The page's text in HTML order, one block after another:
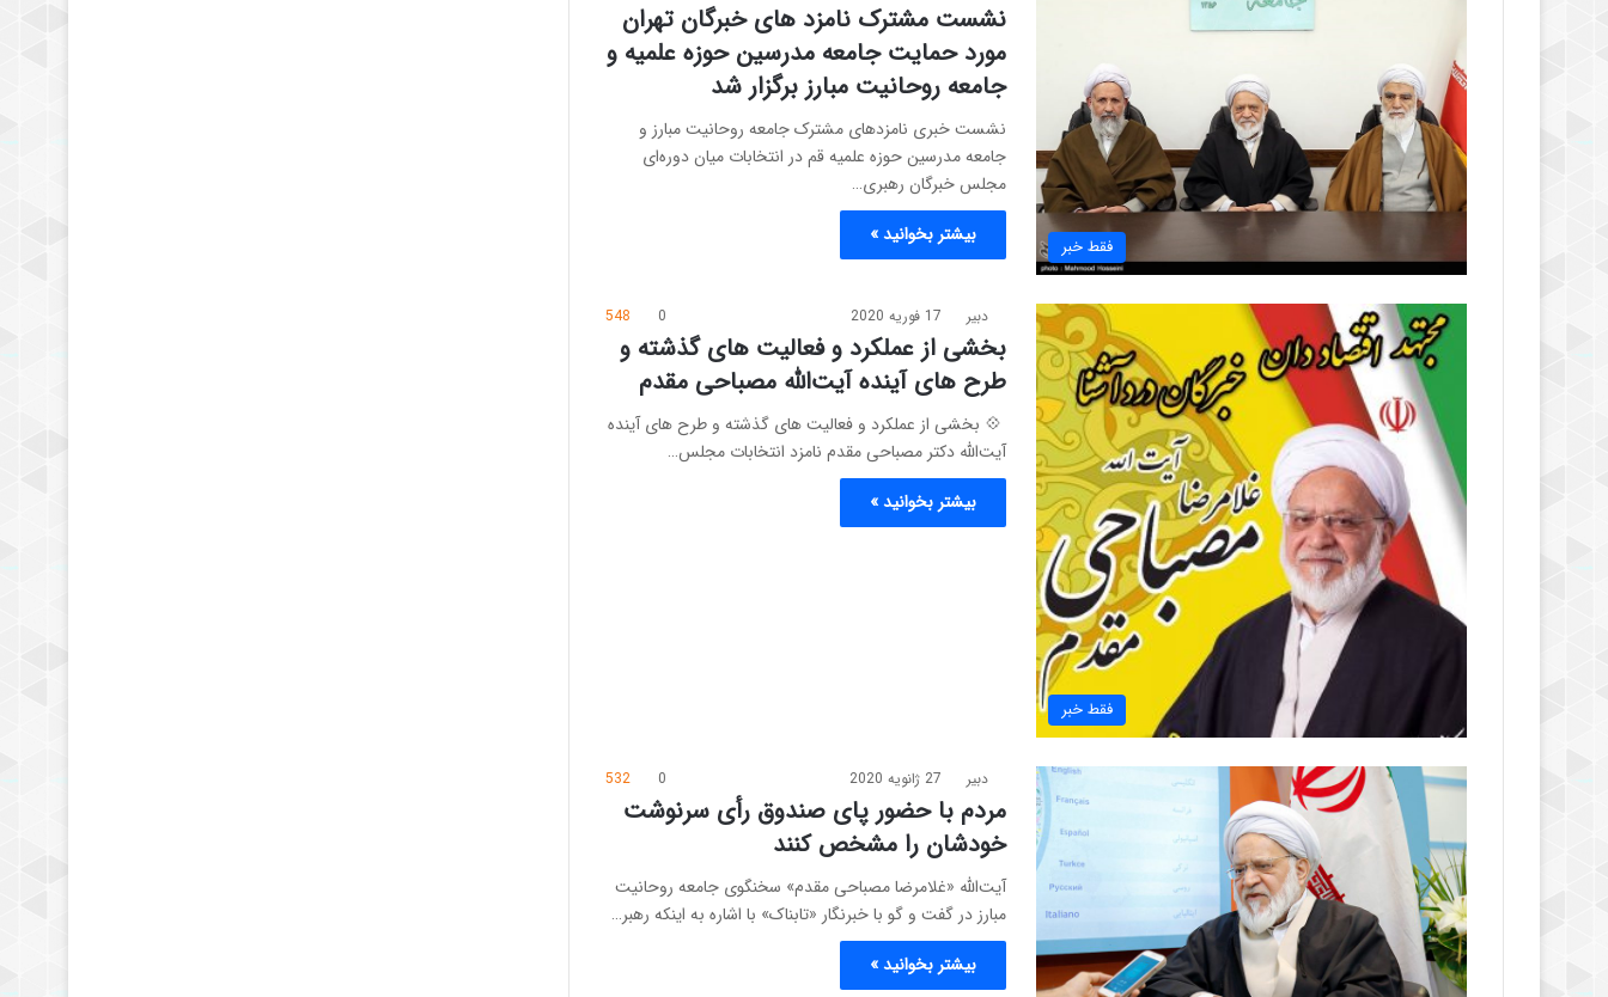
فقط خبر
نشست مشترک نامزد های خبرگان تهران
مورد حمایت جامعه مدرسین حوزه علمیه و
جامعه روحانیت مبارز برگزار شد
نشست خبری نامزد‌های مشترک جامعه روحانیت مبارز و
جامعه مدرسین حوزه علمیه قم در انتخابات میان دوره‌ای
مجلس خبرگان رهبری…
بیشتر بخوانید »
فقط خبر
دبیر 17 فوریه 2020 0
548
بخشی از عملکرد و فعالیت های گذشته و
طرح های آینده آیت‌الله مصباحی مقدم
‍ 💠 بخشی از عملکرد و فعالیت های گذشته و طرح های آینده
آیت‌الله دکتر مصباحی مقدم نامزد انتخابات مجلس…
بیشتر بخوانید »
دبیر 27 ژانویه 2020 0
532
مردم با حضور پای صندوق رأی سرنوشت‌
خودشان را مشخص کنند
آیت‌الله «غلامرضا مصباحی مقدم» سخنگوی جامعه روحانیت
مبارز در گفت و گو با خبرنگار «تابناک» با اشاره به اینکه رهبر…
بیشتر بخوانید »